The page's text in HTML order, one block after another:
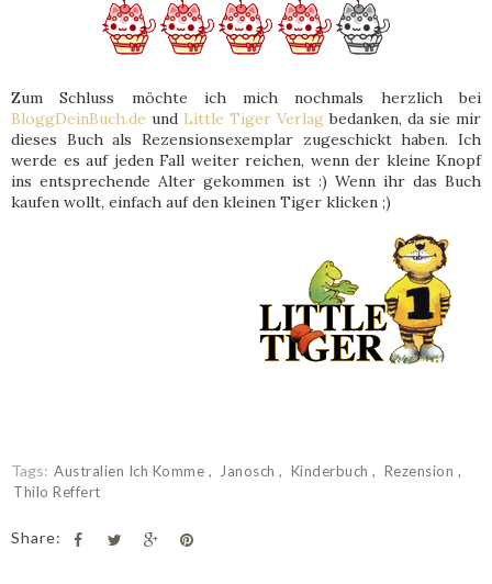
Zum Schluss möchte ich mich nochmals herzlich bei
BloggDeinBuch.de und Little Tiger Verlag bedanken, da sie mir
dieses Buch als Rezensionsexemplar zugeschickt haben. Ich
werde es auf jeden Fall weiter reichen, wenn der kleine Knopf
ins entsprechende Alter gekommen ist :) Wenn ihr das Buch
kaufen wollt, einfach auf den kleinen Tiger klicken ;)
Tags: Australien Ich Komme Janosch Kinderbuch
Rezension
Thilo Reffert
Share: